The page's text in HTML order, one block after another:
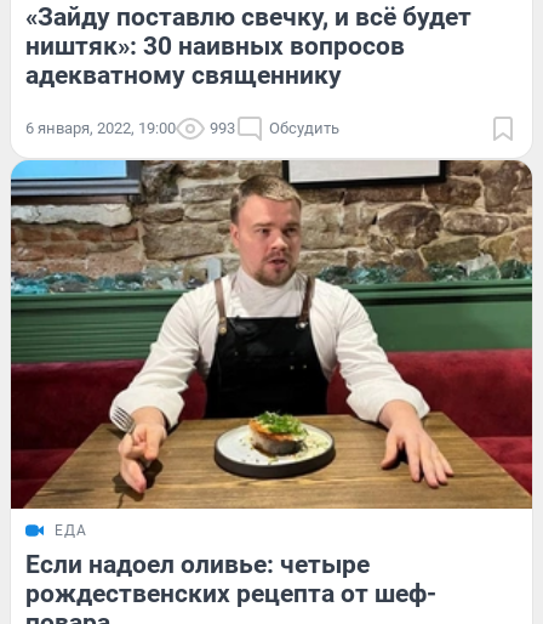
«Зайду поставлю свечку, и всё будет
ништяк»: 30 наивных вопросов
адекватному священнику
6 января, 2022, 19:00 993 Обсудить
ЕДА
Если надоел оливье: четыре
рождественских рецепта от шеф-